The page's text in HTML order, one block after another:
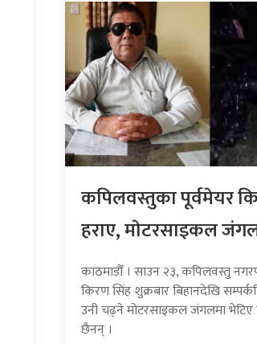
कपिलवस्तुका पूर्वमेयर
हराए, माेटरसाइकल
काठमाडौँ । साउन २३, कपिलवस्तु
किरण सिंह शुक्रबार बिहानदेखि
उनी चढ्ने मोटरसाइकल जंगलमा भेटिए
छैनन् ।